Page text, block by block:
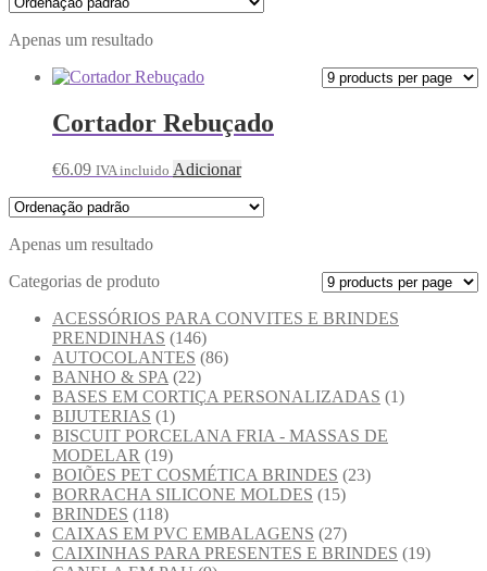
Apenas um resultado
Cortador Rebuçado
€6.09 IVA incluido Adicionar
Apenas um resultado
Categorias de produto
ACESSÓRIOS PARA CONVITES E BRINDES
PRENDINHAS (146)
AUTOCOLANTES (86)
BANHO & SPA (22)
BASES EM CORTIÇA PERSONALIZADAS (1)
BIJUTERIAS (1)
BISCUIT PORCELANA FRIA - MASSAS DE
MODELAR (19)
BOIÕES PET COSMÉTICA BRINDES (23)
BORRACHA SILICONE MOLDES (15)
BRINDES (118)
CAIXAS EM PVC EMBALAGENS (27)
CAIXINHAS PARA PRESENTES E BRINDES (19)